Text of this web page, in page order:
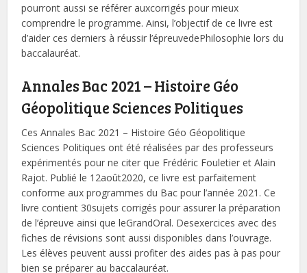
pourront aussi se référer auxcorrigés pour mieux
comprendre le programme. Ainsi, l’objectif de ce livre est
d’aider ces derniers à réussir l’épreuvedePhilosophie lors du
baccalauréat.
Annales Bac 2021 – Histoire Géo
Géopolitique Sciences Politiques
Ces Annales Bac 2021 – Histoire Géo Géopolitique
Sciences Politiques ont été réalisées par des professeurs
expérimentés pour ne citer que Frédéric Fouletier et Alain
Rajot. Publié le 12août2020, ce livre est parfaitement
conforme aux programmes du Bac pour l’année 2021. Ce
livre contient 30sujets corrigés pour assurer la préparation
de l’épreuve ainsi que leGrandOral. Desexercices avec des
fiches de révisions sont aussi disponibles dans l’ouvrage.
Les élèves peuvent aussi profiter des aides pas à pas pour
bien se préparer au baccalauréat.